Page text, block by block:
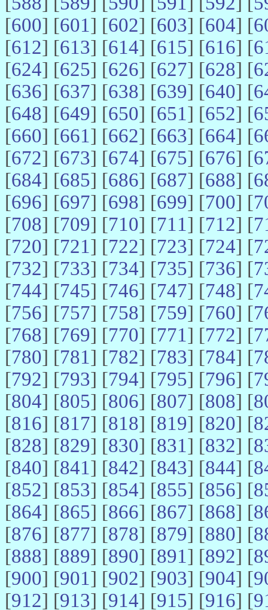
[600] [601] [602] [603] [604] [
[612] [613] [614] [615] [616] [
[624] [625] [626] [627] [628] [
[636] [637] [638] [639] [640] [
[648] [649] [650] [651] [652] [
[660] [661] [662] [663] [664] [
[672] [673] [674] [675] [676] [
[684] [685] [686] [687] [688] [
[696] [697] [698] [699] [700] [
[708] [709] [710] [711] [712] [
[720] [721] [722] [723] [724] [
[732] [733] [734] [735] [736] [
[744] [745] [746] [747] [748] [
[756] [757] [758] [759] [760] [
[768] [769] [770] [771] [772] [
[780] [781] [782] [783] [784] [
[792] [793] [794] [795] [796] [
[804] [805] [806] [807] [808] [
[816] [817] [818] [819] [820] [
[828] [829] [830] [831] [832] [
[840] [841] [842] [843] [844] [
[852] [853] [854] [855] [856] [
[864] [865] [866] [867] [868] [
[876] [877] [878] [879] [880] [
[888] [889] [890] [891] [892] [
[900] [901] [902] [903] [904] [
[912] [913] [914] [915] [916] [